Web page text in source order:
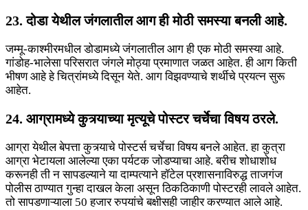
23. दोडा येथील जंगलातील आग ही मोठी समस्या बनली आहे.
जम्मू-काश्मीरमधील डोडामध्ये जंगलातील आग ही एक मोठी समस्या आहे.
गांडोह-भालेसा परिसरात जंगले मोठ्या प्रमाणात जळत आहेत. ही आग किती
भीषण आहे हे चित्रांमध्ये दिसून येते. आग विझवण्याचे शर्थीचे प्रयत्न सुरू
आहेत.
24. आग्रामध्ये कुत्र्याच्या मृत्यूचे पोस्टर चर्चेचा विषय ठरले.
आग्रा येथील बेपत्ता कुत्र्याचे पोस्टर्स चर्चेचा विषय बनले आहेत. हा कुत्रा
आग्रा भेटायला आलेल्या एका पर्यटक जोडप्याचा आहे. बरीच शोधाशोध
करूनही ती न सापडल्याने या दाम्पत्याने हॉटेल प्रशासनाविरुद्ध ताजगंज
पोलीस ठाण्यात गुन्हा दाखल केला असून ठिकठिकाणी पोस्टरही लावले आहेत.
तो सापडणाऱ्याला 50 हजार रुपयांचे बक्षीसही जाहीर करण्यात आले आहे.